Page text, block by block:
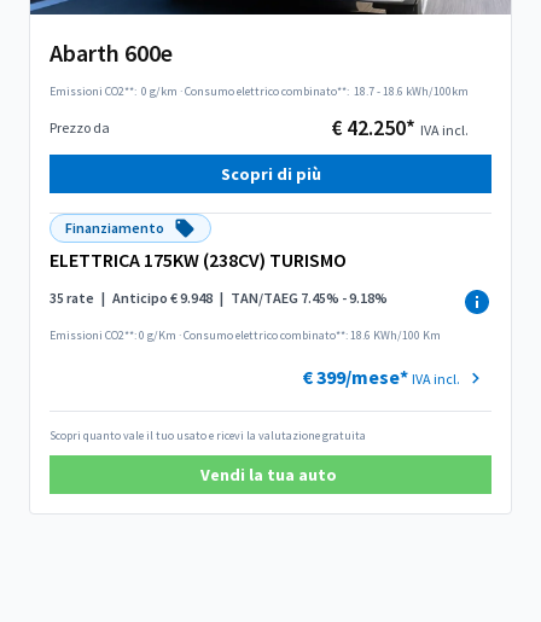
Abarth 600e
Emissioni CO2**: 0 g/km ·Consumo elettrico combinato**: 18.7 - 18.6 kWh/100km
Prezzo da € 42.250* IVA incl.
Scopri di più
Finanziamento
ELETTRICA 175KW (238CV) TURISMO
35 rate | Anticipo € 9.948 | TAN/TAEG 7.45% - 9.18%
Emissioni CO2**: 0 g/Km ·Consumo elettrico combinato**: 18.6 KWh/100 Km
€ 399/mese* IVA incl.
Scopri quanto vale il tuo usato e ricevi la valutazione gratuita
Vendi la tua auto